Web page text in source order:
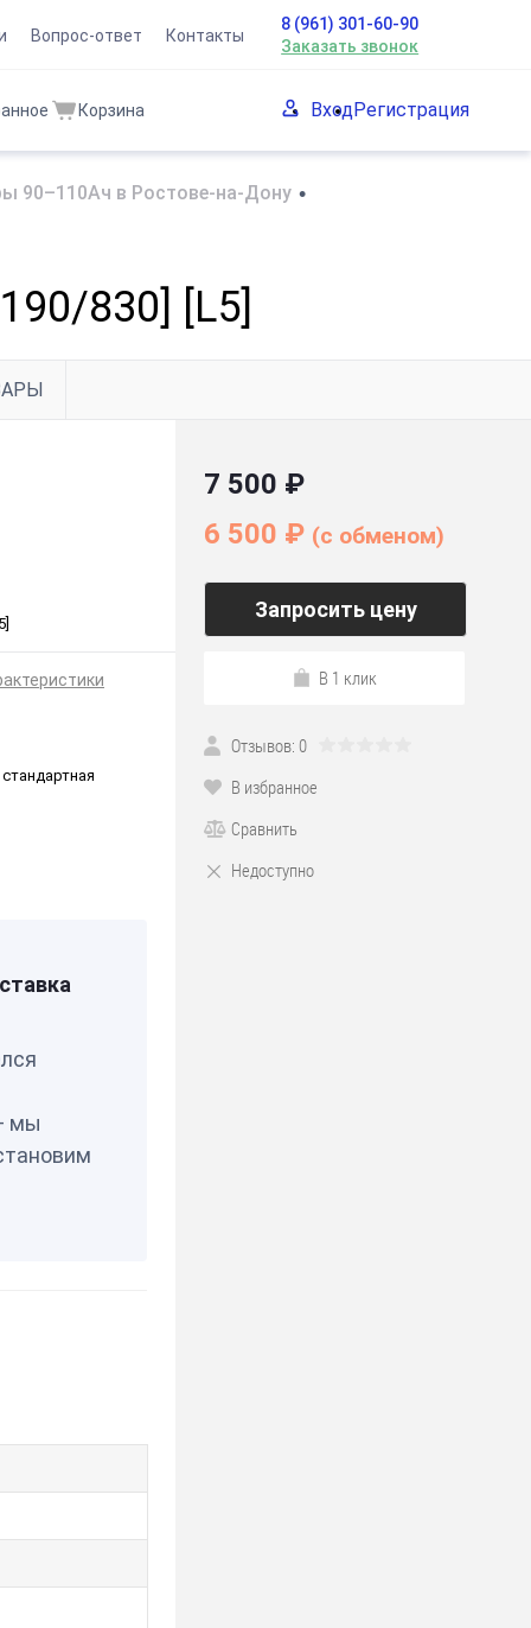
Вопрос-ответ Контакты
8 (961) 301-60-90
Заказать звонок
Корзина ВходРегистрация
90–110Ач в Ростове-на-Дону •
830] [L5]
мы
7 500 ₽
6 500 ₽ (c обменом)
Запросить цену
В 1 клик
Отзывов: 0
В избранное
Сравнить
Недоступно